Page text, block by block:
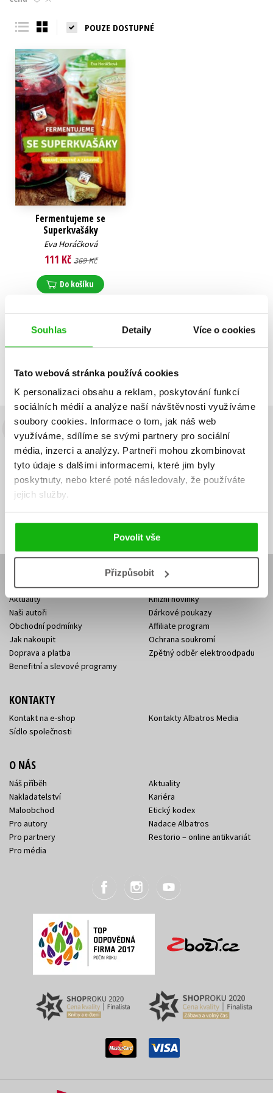
Souhlas Detaily Více o cookies
Tato webová stránka používá cookies
K personalizaci obsahu a reklam, poskytování funkcí
sociálních médií a analýze naší návštěvnosti využíváme
soubory cookies. Informace o tom, jak náš web
využíváme, sdílíme se svými partnery pro sociální
média, inzerci a analýzy. Partneři mohou zkombinovat
tyto údaje s dalšími informacemi, které jim byly
poskytnuty, nebo které poté následovaly, že používáte
jejich služby.
Povolit vše
Přizpůsobit
Young adult (SK)
POUZE DOSTUPNÉ
Fermentujeme se
Superkvašáky
Eva Horáčková
111 Kč 369 Kč
Do košíku
Zobrazuji 1 až 1 z celkem 1 záznamů
Předchozí 1 Další
Budete to vědět jako první!
Zajímá Vás, jaký knižní hit právě vychází, na jaké zboží je výhodná
sleva, jaká běží soutěž o ceny? Přihlášením k odběru našich e-
mailových novineksouhlasíte se zpracováním osobních údajů.
mailová
adresa
mailová
adresa
Vaše e-mailová adresa Přihlásit se
Aktuality
Naši autoři
Obchodní podmínky
Jak nakoupit
Doprava a platba
Benefitní a slevové programy
Knižní novinky
Dárkové poukazy
Affiliate program
Ochrana soukromí
Zpětný odběr elektroodpadu
KONTAKTY
Kontakt na e-shop
Sídlo společnosti
Kontakty Albatros Media
O NÁS
Náš příběh
Nakladatelství
Maloobchod
Pro autory
Pro partnery
Pro média
Aktuality
Kariéra
Etický kodex
Nadace Albatros
Restorio – online antikvariát